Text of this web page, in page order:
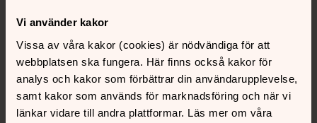
Vi använder kakor
Vissa av våra kakor (cookies) är nödvändiga för att
webbplatsen ska fungera. Här finns också kakor för
analys och kakor som förbättrar din användarupplevelse,
samt kakor som används för marknadsföring och när vi
länkar vidare till andra plattformar. Läs mer om våra
Kontakt
Kalender